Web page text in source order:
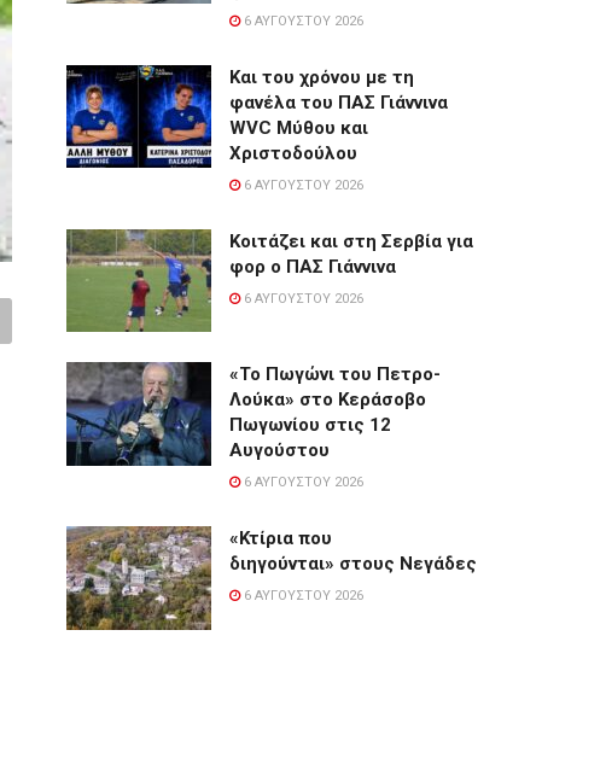
6 ΑΥΓΟΎΣΤΟΥ 2026
Και του χρόνου με τη
φανέλα του ΠΑΣ Γιάννινα
WVC Μύθου και
Χριστοδούλου
6 ΑΥΓΟΎΣΤΟΥ 2026
Κοιτάζει και στη Σερβία για
φορ ο ΠΑΣ Γιάννινα
6 ΑΥΓΟΎΣΤΟΥ 2026
«Το Πωγώνι του Πετρο-
Λούκα» στο Κεράσοβο
Πωγωνίου στις 12
Αυγούστου
6 ΑΥΓΟΎΣΤΟΥ 2026
«Κτίρια που
διηγούνται» στους Νεγάδες
6 ΑΥΓΟΎΣΤΟΥ 2026